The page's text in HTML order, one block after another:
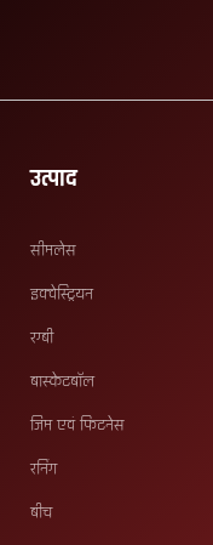
उत्पाद
सीमलेस
इक्वेस्ट्रियन
रग्बी
बास्केटबॉल
जिम एवं फिटनेस
रनिंग
बीच